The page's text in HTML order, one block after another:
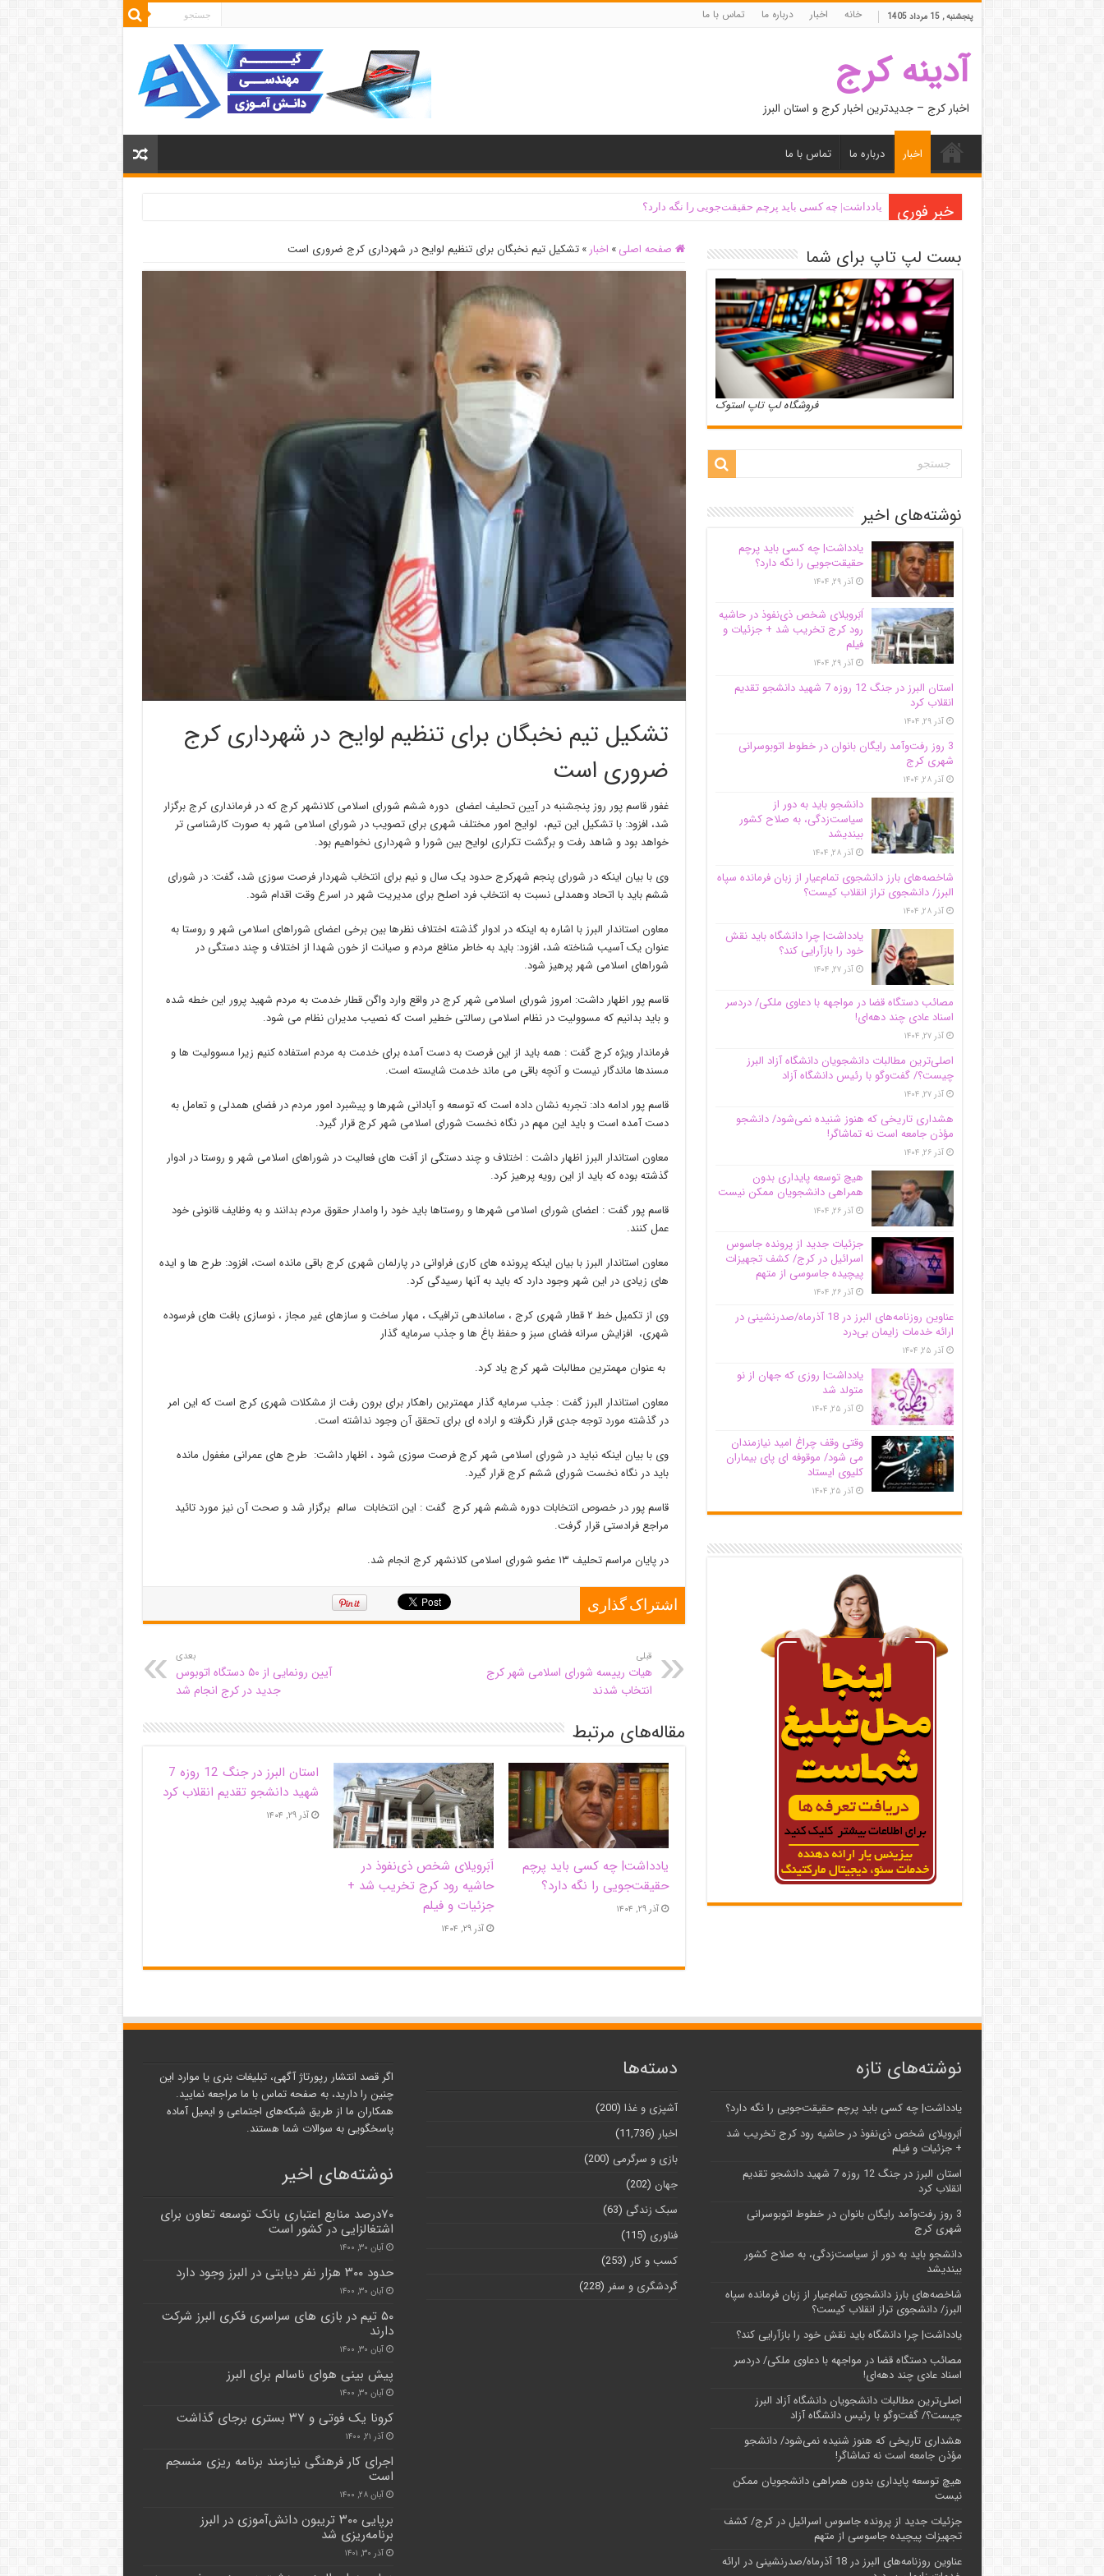
پنجشنبه , 15 مرداد 1405 خانه اخبار درباره ما تماس با ما
آدینه کرج
اخبار کرج – جدیدترین اخبار کرج و استان البرز
اخبار درباره ما تماس با ما
خبر فوری یادداشت| ‌چه کسی باید پرچم حقیقت‌جویی را نگه دارد؟
صفحه اصلی » اخبار » تشکیل تیم نخبگان برای تنظیم لوایح در شهرداری کرج ضروری است
تشکیل تیم نخبگان برای تنظیم لوایح در شهرداری کرج
ضروری است
غفور قاسم پور روز پنجشنبه در آیین تحلیف اعضای دوره ششم شورای اسلامی کلانشهر کرج که در فرمانداری کرج برگزار
شد، افزود: با تشکیل این تیم، لوایح امور مختلف شهری برای تصویب در شورای اسلامی شهر به صورت کارشناسی تر
خواهد بود و شاهد رفت و برگشت تکراری لوایح بین شورا و شهرداری نخواهیم بود.
وی با بیان اینکه در شورای پنجم شهرکرج حدود یک سال و نیم برای انتخاب شهردار فرصت سوزی شد، گفت: در شورای
ششم باید با اتحاد وهمدلی نسبت به انتخاب فرد اصلح برای مدیریت شهر در اسرع وقت اقدام شود.
معاون استاندار البرز با اشاره به اینکه در ادوار گذشته اختلاف نظرها بین برخی اعضای شوراهای اسلامی شهر و روستا به
عنوان یک آسیب شناخته شد، افزود: باید به خاطر منافع مردم و صیانت از خون شهدا از اختلاف و چند دستگی در
شوراهای اسلامی شهر پرهیز شود.
قاسم پور اظهار داشت: امروز شورای اسلامی شهر کرج در واقع وارد واگن قطار خدمت به مردم شهید پرور این خطه شده
و باید بدانیم که مسوولیت در نظام اسلامی رسالتی خطیر است که نصیب مدیران نظام می شود.
فرماندار ویژه کرج گفت : همه باید از این فرصت به دست آمده برای خدمت به مردم استفاده کنیم زیرا مسوولیت ها و
مسندها ماندگار نیست و آنچه باقی می ماند خدمت شایسته است.
قاسم پور ادامه داد: تجربه نشان داده است که توسعه و آبادانی شهرها و پیشبرد امور مردم در فضای همدلی و تعامل به
دست آمده است و باید این مهم در نگاه نخست شورای اسلامی شهر کرج قرار گیرد.
معاون استاندار البرز اظهار داشت : اختلاف و چند دستگی از آفت های فعالیت در شوراهای اسلامی شهر و روستا در ادوار
گذشته بوده که باید از این رویه پرهیز کرد.
قاسم پور گفت : اعضای شورای اسلامی شهرها و روستاها باید خود را وامدار حقوق مردم بدانند و به وظایف قانونی خود
عمل کنند.
معاون استاندار البرز با بیان اینکه پرونده های کاری فراوانی در پارلمان شهری کرج باقی مانده است، افزود: طرح ها و ایده
های زیادی در این شهر وجود دارد که باید به آنها رسیدگی کرد.
وی از تکمیل خط ۲ قطار شهری کرج ، ساماندهی ترافیک ، مهار ساخت و سازهای غیر مجاز ، نوسازی بافت های فرسوده
شهری، افزایش سرانه فضای سبز و حفظ باغ ها و جذب سرمایه گذار
به عنوان مهمترین مطالبات شهر کرج یاد کرد.
معاون استاندار البرز گفت : جذب سرمایه گذار مهمترین راهکار برای برون رفت از مشکلات شهری کرج است که این امر
در گذشته مورد توجه جدی قرار نگرفته و اراده ای برای تحقق آن وجود نداشته است.
وی با بیان اینکه نباید در شورای اسلامی شهر کرج فرصت سوزی شود ، اظهار داشت: طرح های عمرانی مغفول مانده
باید در نگاه نخست شورای ششم کرج قرار گیرد.
قاسم پور در خصوص انتخابات دوره ششم شهر کرج گفت : این انتخابات سالم برگزار شد و صحت آن نیز مورد تائید
مراجع فرادستی قرار گرفت.
در پایان مراسم تحلیف ۱۳ عضو شورای اسلامی کلانشهر کرج انجام شد.
اشتراک گذاری
قبلی
هیات رییسه شورای اسلامی شهر کرج
انتخاب شدند
بعدی
آیین رونمایی از ۵۰ دستگاه اتوبوس
جدید در کرج انجام شد
مقاله‌های مرتبط
یادداشت| ‌چه کسی باید پرچم
حقیقت‌جویی را نگه دارد؟
آذر ۲۹, ۱۴۰۴
اَبَر‌ویلای شخص ذی‌نفوذ در
حاشیه‌ رود کرج تخریب شد +
جزئیات و فیلم
آذر ۲۹, ۱۴۰۴
استان البرز در جنگ 12 روزه 7
شهید دانشجو تقدیم انقلاب کرد
آذر ۲۹, ۱۴۰۴
بست لپ تاپ برای شما
فروشگاه لپ تاپ استوک
نوشته‌های اخیر
یادداشت| ‌چه کسی باید پرچم
حقیقت‌جویی را نگه دارد؟
آذر ۲۹, ۱۴۰۴
اَبَر‌ویلای شخص ذی‌نفوذ در حاشیه‌
رود کرج تخریب شد + جزئیات و
فیلم
آذر ۲۹, ۱۴۰۴
استان البرز در جنگ 12 روزه 7 شهید دانشجو تقدیم
انقلاب کرد
آذر ۲۹, ۱۴۰۴
3 روز رفت‌وآمد رایگان بانوان در خطوط اتوبوسرانی
شهری کرج
آذر ۲۸, ۱۴۰۴
دانشجو باید به دور از
سیاست‌زدگی، به صلاح کشور
بیندیشد
آذر ۲۸, ۱۴۰۴
شاخصه‌های بارز دانشجوی تمام‌عیار از زبان فرمانده سپاه
البرز/ دانشجوی تراز انقلاب کیست؟
آذر ۲۸, ۱۴۰۴
یادداشت| چرا دانشگاه باید نقش
خود را بازآرایی کند؟
آذر ۲۷, ۱۴۰۴
مصائب دستگاه قضا در مواجهه با دعاوی ملکی/ دردسر
اسناد عادی چند‌ دهه‌ای!
آذر ۲۷, ۱۴۰۴
اصلی‌ترین مطالبات دانشجویان دانشگاه آزاد البرز
چیست؟/ گفت‌وگو با رئیس دانشگاه آز‌اد
آذر ۲۷, ۱۴۰۴
هشداری تاریخی که هنوز شنیده نمی‌شود/ دانشجو
مؤذن جامعه است نه تماشاگر!
آذر ۲۶, ۱۴۰۴
هیچ توسعه پایداری بدون
همراهی دانشجویان ممکن نیست
آذر ۲۶, ۱۴۰۴
جزئیات جدید از پرونده جاسوس
اسرائیل در کرج/‌ کشف تجهیزات
پیچیده جاسوسی از متهم
آذر ۲۶, ۱۴۰۴
عناوین روزنامه‌های البرز در ‌18 آذرماه/صدرنشینی در
ارائه خدمات زایمان بی‌درد
آذر ۲۵, ۱۴۰۴
یادداشت| روزی که جهان از نو
متولد شد
آذر ۲۵, ۱۴۰۴
وقتی وقف چراغ امید نیازمندان
می شود/ موقوفه ای پای بیماران
کلیوی ایستاد
آذر ۲۵, ۱۴۰۴
نوشته‌های تازه
یادداشت| ‌چه کسی باید پرچم حقیقت‌جویی را نگه دارد؟
اَبَر‌ویلای شخص ذی‌نفوذ در حاشیه‌ رود کرج تخریب شد
+ جزئیات و فیلم
استان البرز در جنگ 12 روزه 7 شهید دانشجو تقدیم
انقلاب کرد
3 روز رفت‌وآمد رایگان بانوان در خطوط اتوبوسرانی
شهری کرج
دانشجو باید به دور از سیاست‌زدگی، به صلاح کشور
بیندیشد
شاخصه‌های بارز دانشجوی تمام‌عیار از زبان فرمانده سپاه
البرز/ دانشجوی تراز انقلاب کیست؟
یادداشت| چرا دانشگاه باید نقش خود را بازآرایی کند؟
مصائب دستگاه قضا در مواجهه با دعاوی ملکی/ دردسر
اسناد عادی چند‌ دهه‌ای!
اصلی‌ترین مطالبات دانشجویان دانشگاه آزاد البرز
چیست؟/ گفت‌وگو با رئیس دانشگاه آز‌اد
هشداری تاریخی که هنوز شنیده نمی‌شود/ دانشجو
مؤذن جامعه است نه تماشاگر!
هیچ توسعه پایداری بدون همراهی دانشجویان ممکن
نیست
جزئیات جدید از پرونده جاسوس اسرائیل در کرج/‌ کشف
تجهیزات پیچیده جاسوسی از متهم
عناوین روزنامه‌های البرز در ‌18 آذرماه/صدرنشینی در ارائه
دسته‌ها
آشپزی و غذا (200)
اخبار (11,736)
بازی و سرگرمی (200)
جهان (202)
سبک زندگی (63)
فناوری (115)
کسب و کار (253)
گردشگری و سفر (228)
اگر قصد انتشار رپورتاژ آگهی، تبلیغات بنری یا موارد این
چنین را دارید، به صفحه تماس با ما مراجعه نمایید.
همکاران ما از طریق شبکه‌های اجتماعی و ایمیل آماده
پاسخگویی به سوالات شما هستند.
نوشته‌های اخیر
۷۰درصد منابع اعتباری بانک توسعه تعاون برای
اشتغالزایی در کشور است
آبان ۳۰, ۱۴۰۰
حدود ۳۰۰ هزار نفر دیابتی در البرز وجود دارد
آبان ۳۰, ۱۴۰۰
۵۰ تیم در بازی های سراسری فکری البرز شرکت
دارند
آبان ۳۰, ۱۴۰۰
پیش بینی هوای ناسالم برای البرز
آبان ۳۰, ۱۴۰۰
کرونا یک فوتی و ۳۷ بستری برجای گذاشت
آذر ۲۱, ۱۴۰۰
اجرای کار فرهنگی نیازمند برنامه ریزی منسجم
است
آبان ۲۸, ۱۴۰۰
برپایی ۳۰۰ تریبون دانش‌آموزی در البرز
برنامه‌ریزی شد
آذر ۳۰, ۱۴۰۱